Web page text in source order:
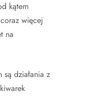
kątem
więcej
na
są działania z